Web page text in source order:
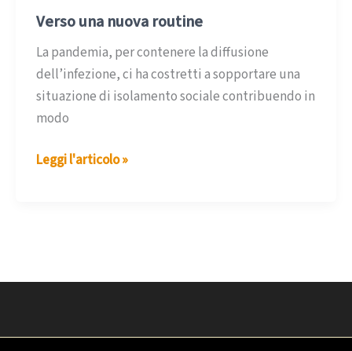
Verso una nuova routine
La pandemia, per contenere la diffusione
dell’infezione, ci ha costretti a sopportare una
situazione di isolamento sociale contribuendo in
modo
Verso
Leggi l'articolo »